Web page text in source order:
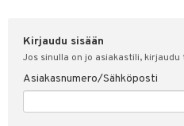
Fitness
Koti & Sisustus
Lelut, Lapsi & Vauva
Kirjaudu sisään
Jos sinulla on jo asiakastili, kirjaudu
Asiakasnumero/Sähköposti
& vastauksia